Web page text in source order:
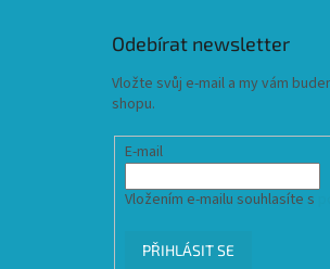
Odebírat newsletter
Vložte svůj e-mail a my vám
shopu.
E-mail
Vložením e-mailu souhlasíte s
PŘIHLÁSIT SE